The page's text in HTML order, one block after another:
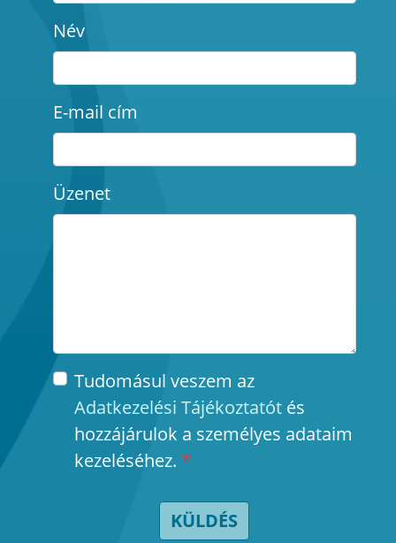
Név
E-mail cím
Üzenet
Tudomásul veszem az
Adatkezelési Tájékoztatótés
hozzájárulok a személyes adataim
kezeléséhez. *
KÜLDÉS